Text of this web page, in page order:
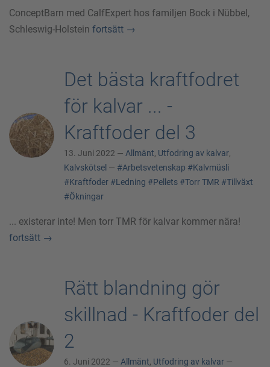
ConceptBarn med CalfExpert hos familjen Bock i Nübbel,
Schleswig-Holstein fortsätt →
Det bästa kraftfodret
för kalvar ... -
Kraftfoder del 3
13. Juni 2022 — Allmänt, Utfodring av kalvar,
Kalvskötsel — #Arbetsvetenskap #Kalvmüsli
#Kraftfoder #Ledning #Pellets #Torr TMR #Tillväxt
#Ökningar
... existerar inte! Men torr TMR för kalvar kommer nära!
fortsätt →
Rätt blandning gör
skillnad - Kraftfoder del
2
6. Juni 2022 — Allmänt, Utfodring av kalvar —